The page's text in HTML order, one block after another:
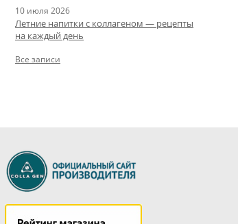
10 июля 2026
Летние напитки с коллагеном — рецепты
на каждый день
Все записи